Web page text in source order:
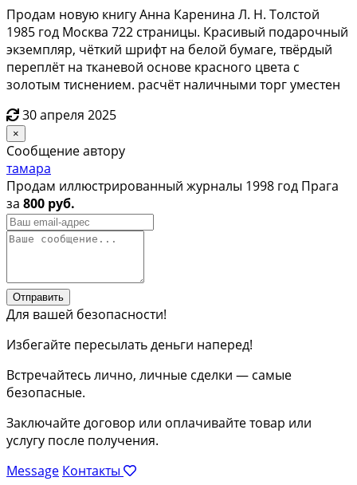
Продам новую книгу Анна Каренина Л. Н. Толстой
1985 год Москва 722 страницы. Красивый подарочный
экземпляр, чёткий шрифт на белой бумаге, твёрдый
переплёт на тканевой основе красного цвета с
золотым тиснением. расчёт наличными торг уместен
30 апреля 2025
×
Сообщение автору
тамара
Продам иллюстрированный журналы 1998 год Прага
за 800 руб.
Отправить
Для вашей безопасности!
Избегайте пересылать деньги наперед!
Встречайтесь лично, личные сделки — самые
безопасные.
Заключайте договор или оплачивайте товар или
услугу после получения.
Message Контакты